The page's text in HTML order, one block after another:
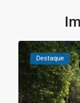
Destaque